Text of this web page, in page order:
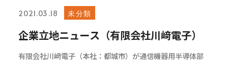
2021.03.18 未分類
企業立地ニュース（有限会社川﨑電子）
有限会社川﨑電子（本社：都城市）が通信機器用半導体部